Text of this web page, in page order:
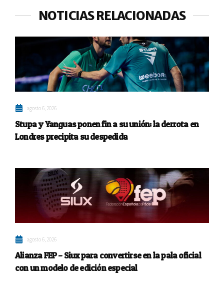
NOTICIAS RELACIONADAS
agosto 6, 2026
Stupa y Yanguas ponen fin a su unión: la derrota en
Londres precipita su despedida
agosto 6, 2026
Alianza FEP – Siux para convertirse en la pala oficial
con un modelo de edición especial